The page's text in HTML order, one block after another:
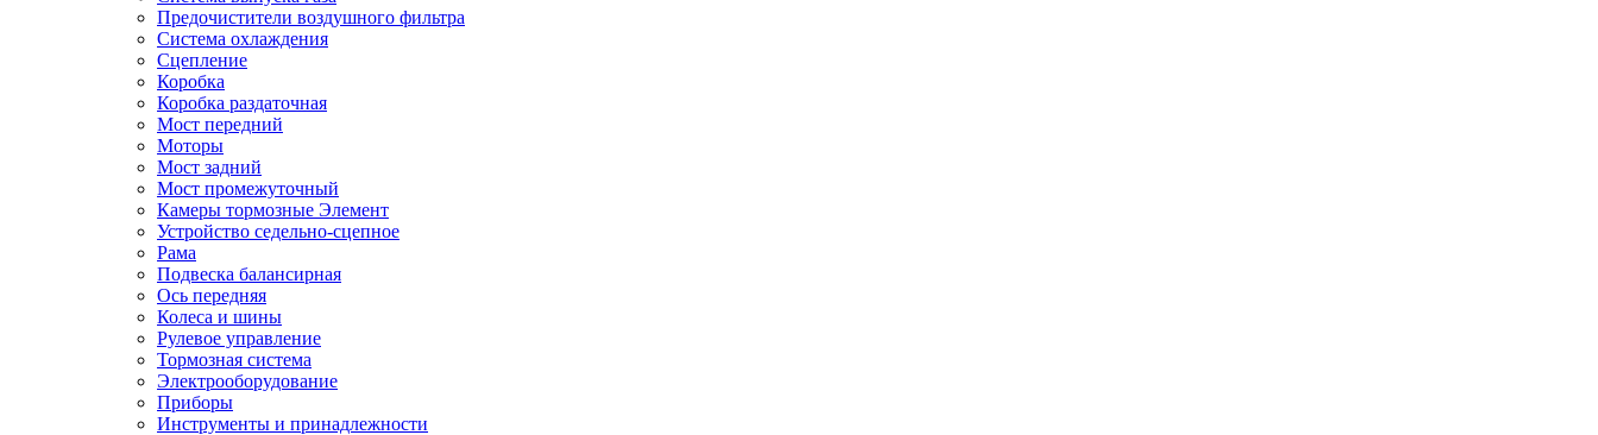
Предочистители воздушного фильтра
Система охлаждения
Сцепление
Коробка
Коробка раздаточная
Мост передний
Моторы
Мост задний
Мост промежуточный
Камеры тормозные Элемент
Устройство седельно-сцепное
Рама
Подвеска балансирная
Ось передняя
Колеса и шины
Рулевое управление
Тормозная система
Электрооборудование
Приборы
Инструменты и принадлежности